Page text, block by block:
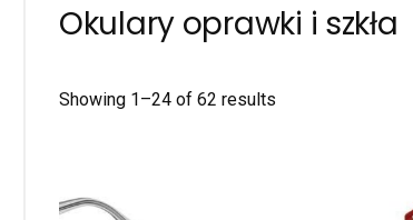
Okulary oprawki i szkła
Showing 1–24 of 62 results